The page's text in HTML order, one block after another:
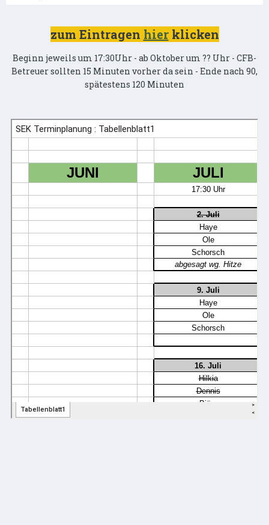
zum Eintragen hierklicken
Beginn jeweils um 17:30Uhr - ab Oktober um ?? Uhr - CFB-
Betreuer sollten 15 Minuten vorher da sein - Ende nach 90,
spätestens 120 Minuten